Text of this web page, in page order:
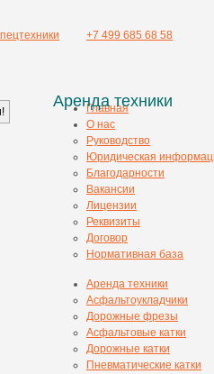
+7 499 685 68 58
Аренда техники
Главная
О нас
Руководство
Юридическая
Благодарности
Вакансии
Лицензии
Реквизиты
Договор
Нормативная база
Аренда техники
Асфальтоукладчики
Дорожные фрезы
Асфальтовые катки
Дорожные катки
Пневматические катки